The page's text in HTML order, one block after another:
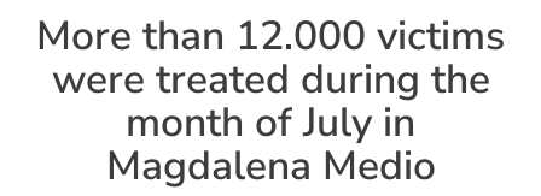
More than 12.000 victims
were treated during the
month of July in
Magdalena Medio